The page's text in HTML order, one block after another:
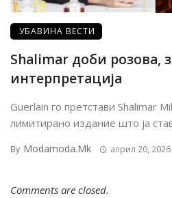
УБАВИНА ВЕСТИ
Shalimar доби розова,
интерпретација
Guerlain го претстави Shalimar
лимитирано издание што ја
By Modamoda.mk април 20, 2026
Comments are closed.